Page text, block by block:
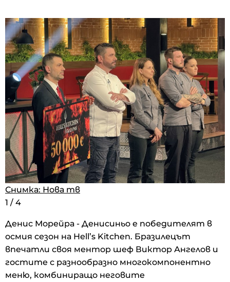
Снимка: Нова тв
1 / 4
Снимка: Нова тв
1 / 4
Снимка: Нова тв
1/4
Снимка: Нова тв
1/4
Денис Морейра - Денисиньo е победителят в
осмия сезон на Hell’s Kitchen. Бразилецът
впечатли своя ментор шеф Виктор Ангелов и
гостите с разнообразно многокомпонентно
меню, комбиниращо неговите